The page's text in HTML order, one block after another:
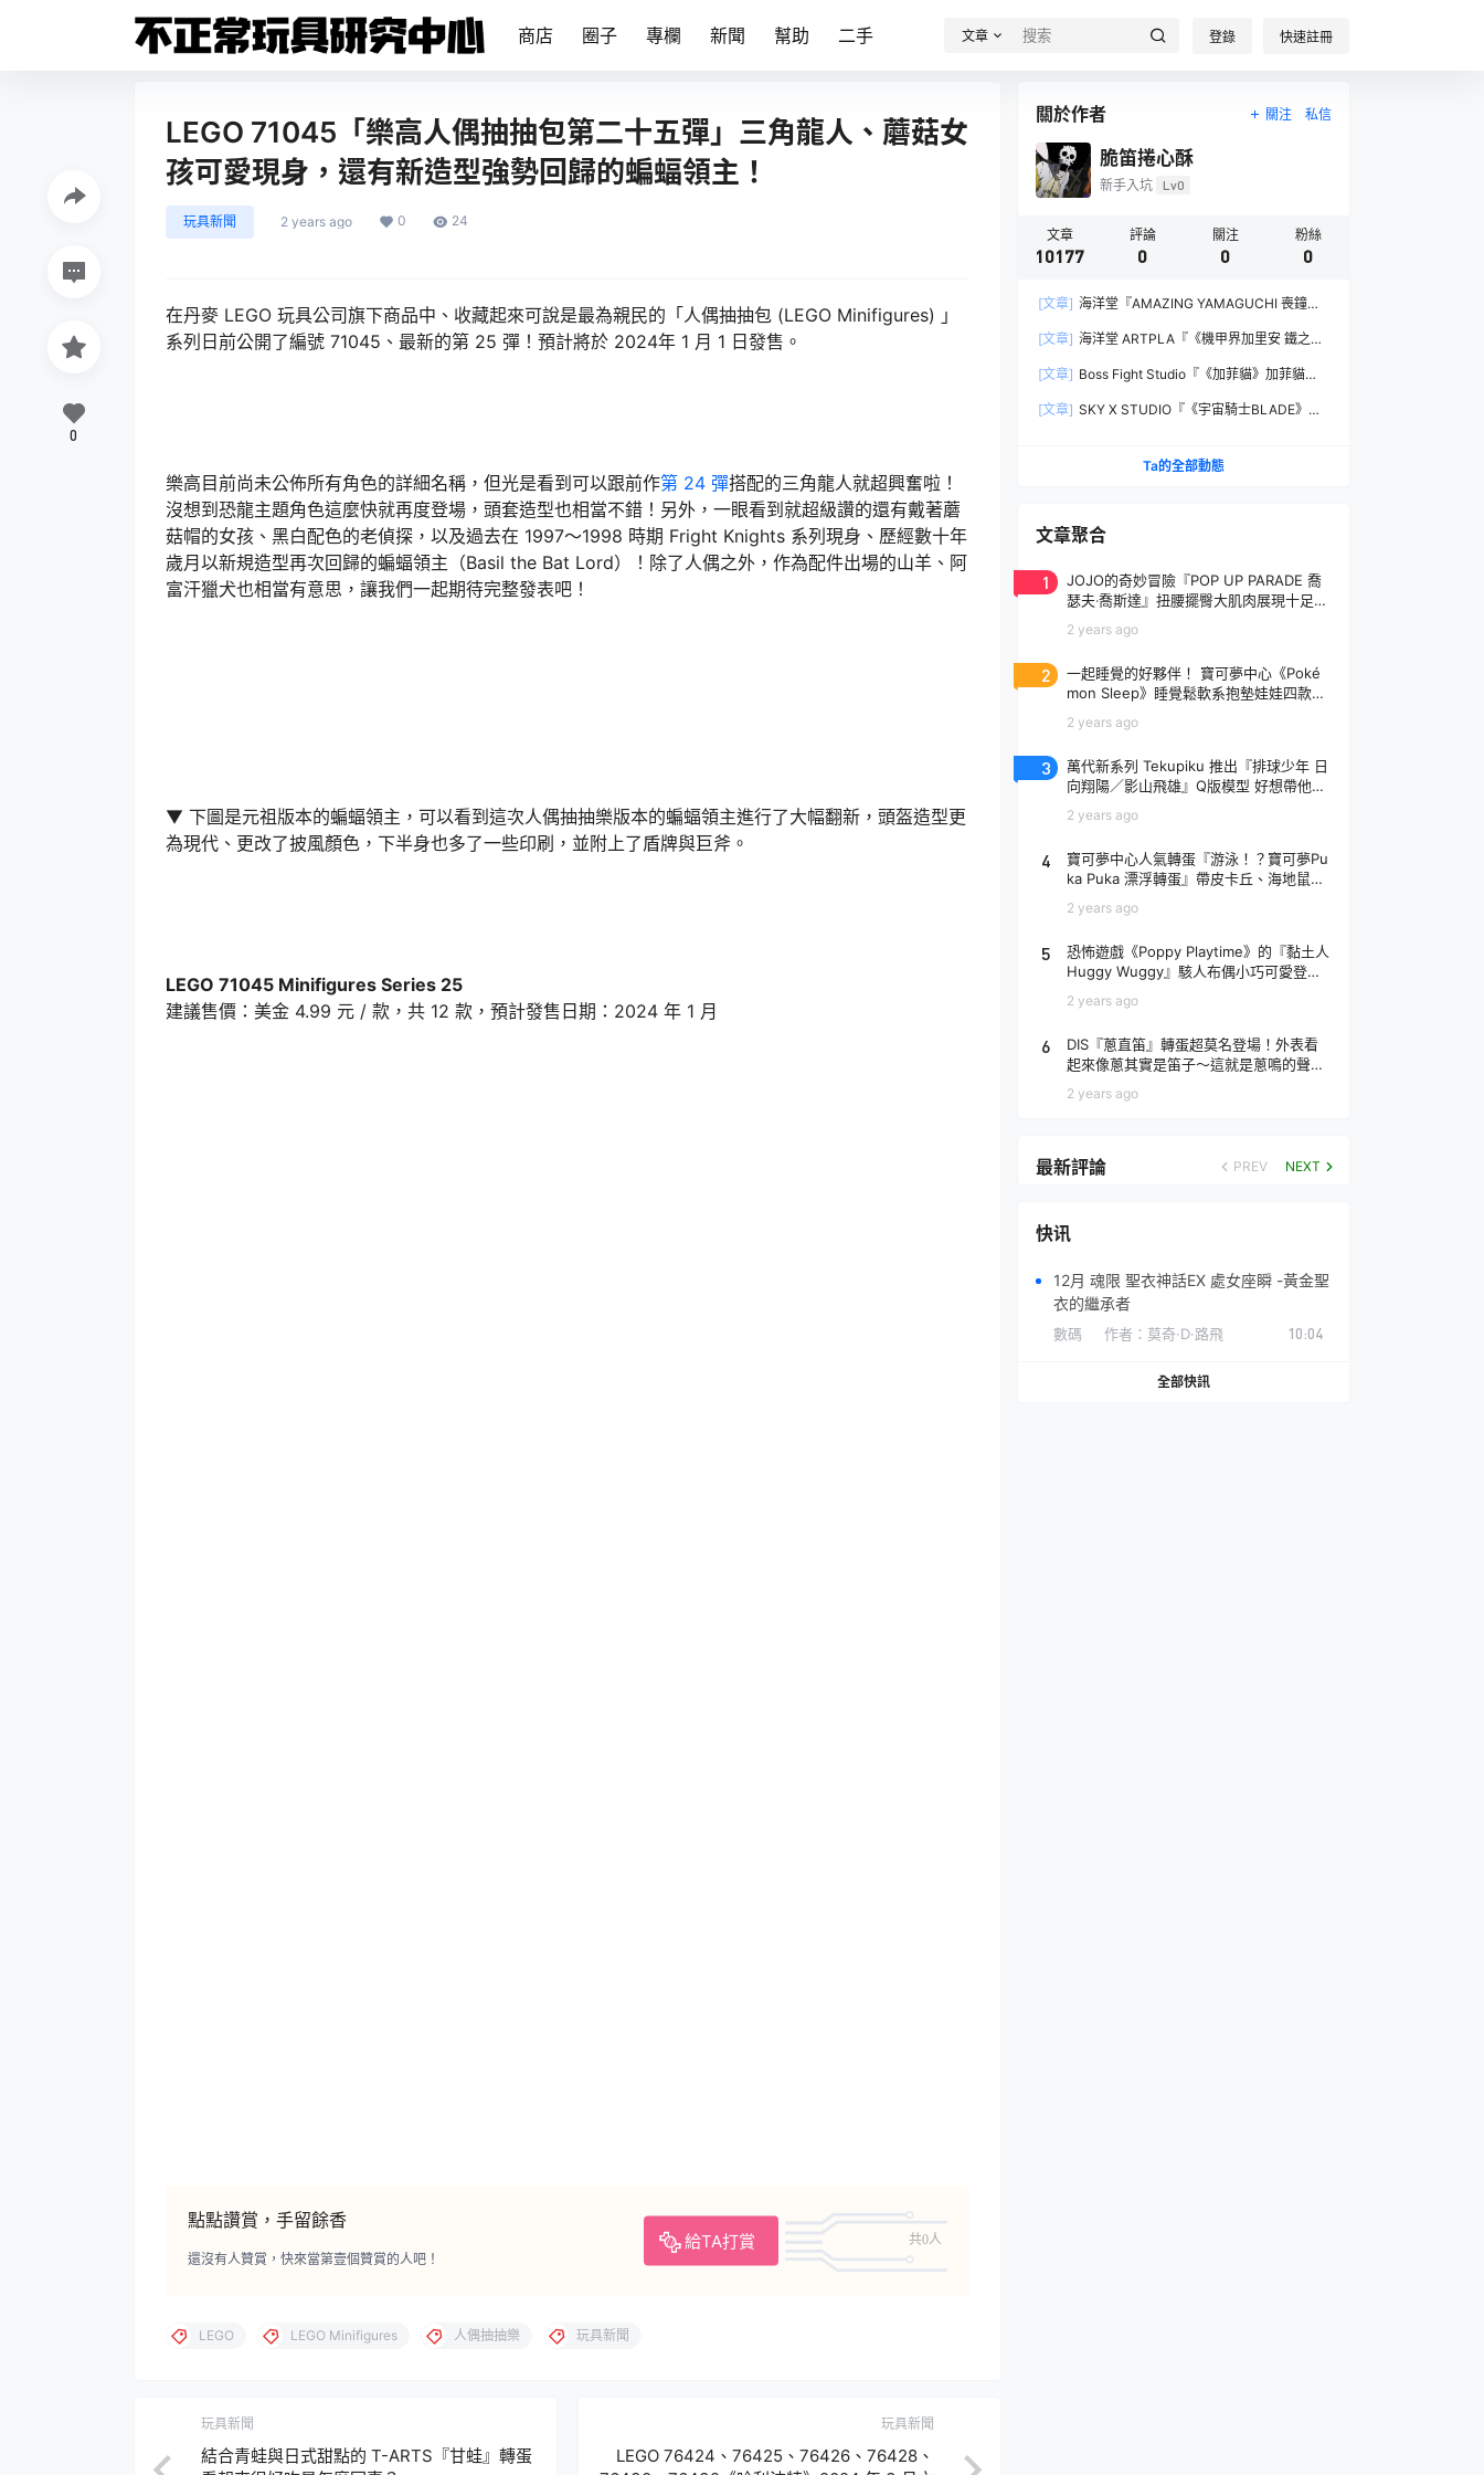
商店 圈子 專欄 新聞 幫助 二手 文章 登錄 快速註冊
LEGO 71045「樂高人偶抽抽包第二十五彈」三角龍人、蘑菇女
孩可愛現身，還有新造型強勢回歸的蝙蝠領主！
玩具新聞 2 years ago 0 24
在丹麥 LEGO 玩具公司旗下商品中、收藏起來可說是最為親民的「人偶抽抽包 (LEGO Minifigures) 」
系列日前公開了編號 71045、最新的第 25 彈！預計將於 2024年 1 月 1 日發售。
樂高目前尚未公佈所有角色的詳細名稱，但光是看到可以跟前作第 24 彈搭配的三角龍人就超興奮啦！
沒想到恐龍主題角色這麼快就再度登場，頭套造型也相當不錯！另外，一眼看到就超級讚的還有戴著蘑
菇帽的女孩、黑白配色的老偵探，以及過去在 1997～1998 時期 Fright Knights 系列現身、歷經數十年
歲月以新規造型再次回歸的蝙蝠領主（Basil the Bat Lord）！除了人偶之外，作為配件出場的山羊、阿
富汗獵犬也相當有意思，讓我們一起期待完整發表吧！
▼ 下圖是元祖版本的蝙蝠領主，可以看到這次人偶抽抽樂版本的蝙蝠領主進行了大幅翻新，頭盔造型更
為現代、更改了披風顏色，下半身也多了一些印刷，並附上了盾牌與巨斧。
LEGO 71045 Minifigures Series 25
建議售價：美金 4.99 元 / 款，共 12 款，預計發售日期：2024 年 1 月
點點讚賞，手留餘香
給TA打賞 共0人
還沒有人贊賞，快來當第壹個贊賞的人吧！
0
LEGO LEGO Minifigures 人偶抽抽樂 玩具新聞
玩具新聞
結合青蛙與日式甜點的 T-ARTS『甘蛙』轉蛋
玩具新聞
LEGO 76424、76425、76426、76428、
關於作者 關注 私信
脆笛捲心酥
新手入坑 Lv0
文章
10177
評論
0
關注
0
粉絲
0
[文章] 海洋堂『AMAZING YAMAGUCHI 喪鐘
之刃與大魄力火焰特效！
[文章] 海洋堂 ARTPLA『《機甲界加里安 鐵之紋
規再現！
[文章] Boss Fight Studio『《加菲貓》加菲貓
受到的龐大份量！
[文章] SKY X STUDIO『《宇宙騎士BLADE》
Ta的全部動態
文章聚合
1
JOJO的奇妙冒險『POP UP PARADE 喬
瑟夫‧喬斯達』扭腰擺臀大肌肉展現十足騷
2 years ago
2
一起睡覺的好夥伴！ 寶可夢中心《Poké
mon Sleep》睡覺鬆軟系抱墊娃娃四款登
2 years ago
3
萬代新系列 Tekupiku 推出『排球少年 日
向翔陽／影山飛雄』Q版模型 好想帶他出
2 years ago
4
寶可夢中心人氣轉蛋『游泳！？寶可夢Pu
ka Puka 漂浮轉蛋』帶皮卡丘、海地鼠去
2 years ago
5
恐怖遊戲《Poppy Playtime》的『黏土人
Huggy Wuggy』駭人布偶小巧可愛登
2 years ago
6
DIS『蔥直笛』轉蛋超莫名登場！外表看
起來像蔥其實是笛子～這就是蔥鳴的聲音
2 years ago
最新評論 PREV NEXT
快讯
12月 魂限 聖衣神話EX 處女座瞬 -黃金聖
衣的繼承者
數碼 作者： 莫奇·D·路飛 10:04
全部快訊